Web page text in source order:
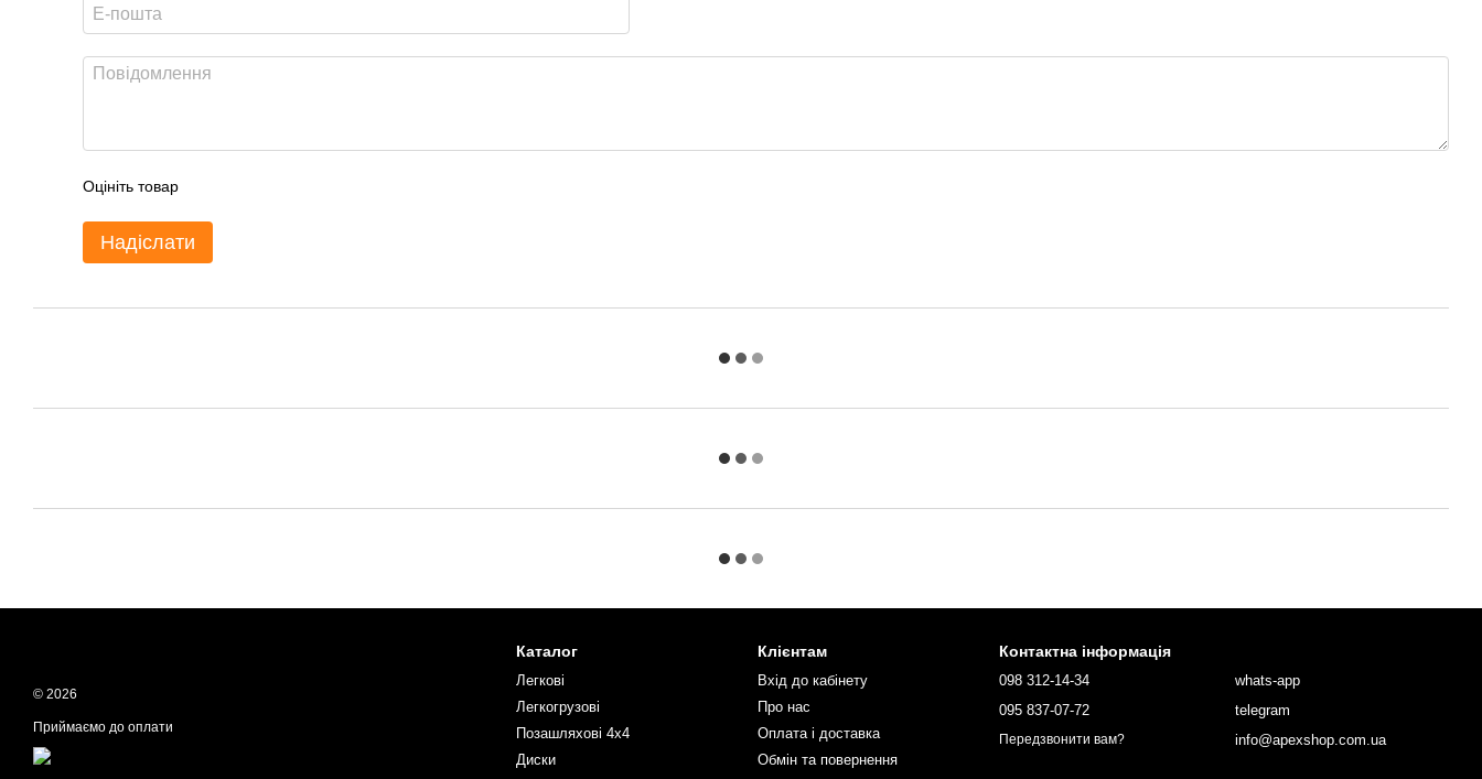
Оцініть товар
Надіслати
© 2026
Приймаємо до оплати
Каталог
Легкові
Легкогрузові
Позашляхові 4х4
Диски
Клієнтам
Вхід до кабінету
Про нас
Оплата і доставка
Обмін та повернення
Контактна інформація
098 312-14-34
095 837-07-72
Передзвонити вам?
whats-app
telegram
info@apexshop.com.ua